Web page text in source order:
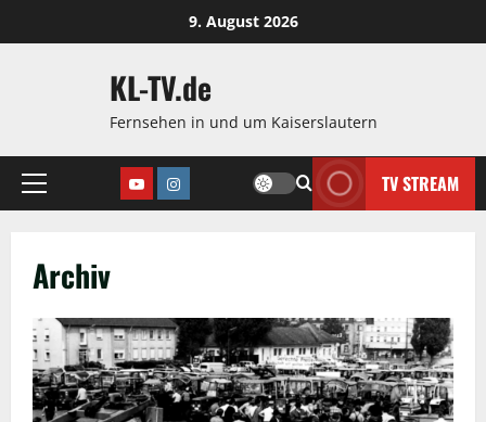
Inhalt
9. August 2026
KL-TV.de
Fernsehen in und um Kaiserslautern
Hauptmenü
YoutubeInstagram TV STREAM
Archiv